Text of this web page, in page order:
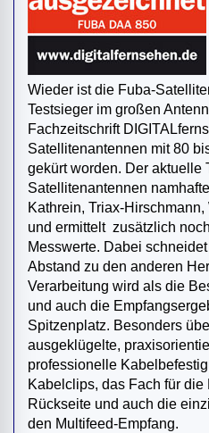
Wieder ist die Fuba-
Testsieger im großen
Fachzeitschrift
Satellitenantennen mit 80
gekürt worden. Der aktuelle
Satellitenantennen
Kathrein, Triax-
und ermittelt zusätzlich
Messwerte. Dabei
Abstand zu den anderen
Verarbeitung wird als die
und auch die
Spitzenplatz. Besonders
ausgeklügelte,
professionelle
Kabelclips, das Fach für
Rückseite und auch die
den Multifeed-Empfang.